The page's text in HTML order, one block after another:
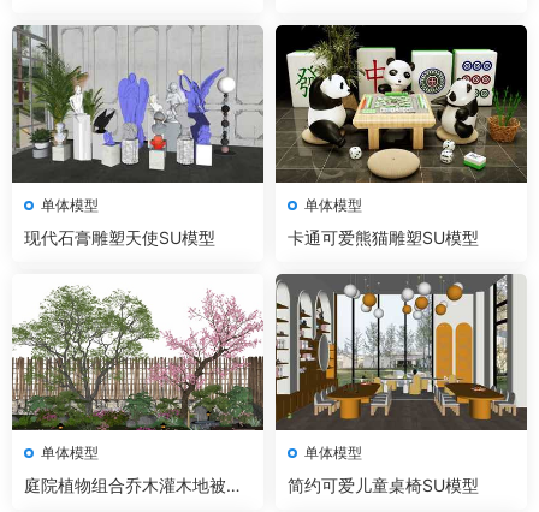
单体模型
现代石膏雕塑天使SU模型
单体模型
卡通可爱熊猫雕塑SU模型
单体模型
庭院植物组合乔木灌木地被石
单体模型
简约可爱儿童桌椅SU模型